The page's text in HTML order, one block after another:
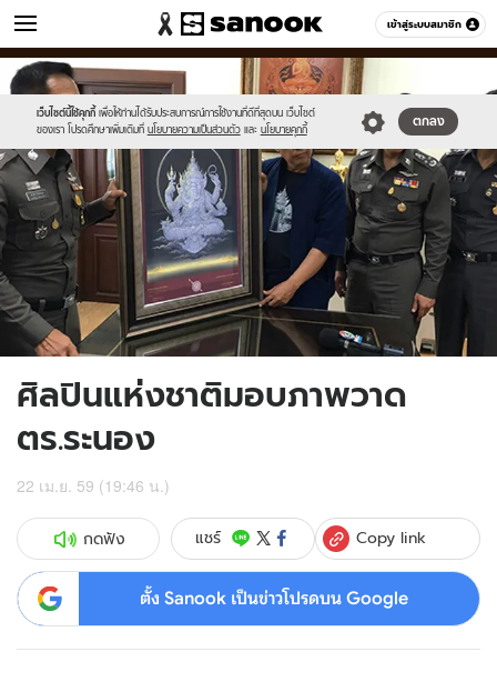
เข้าสู่ระบบสมาชิก
ข่าว หมวดอื่นๆ
เว็บไซต์นี้ใช้คุกกี้ เพื่อให้ท่านได้รับประสบการณ์การใช้งานที่ดีที่สุดบน เว็บไซต์
ของเรา โปรดศึกษาเพิ่มเติมที่ นโยบายความเป็นส่วนตัว และ นโยบายคุกกี้
ตกลง
Sanook
//s.isanook.com/sr/0/images/logo-
new-
sanook.png
600
60
//s.isanook.com/ns/0/ud/396/1984218/694016-
01.jpg
ศิลปินแห่งชาติมอบภาพวาด
ตร.ระนอง
22 เม.ย. 59 (19:46 น.)
กดฟัง แชร์ Copy link
ตั้ง Sanook เป็นข่าวโปรดบน Google